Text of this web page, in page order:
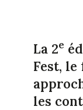
La 2e
Fest,
les